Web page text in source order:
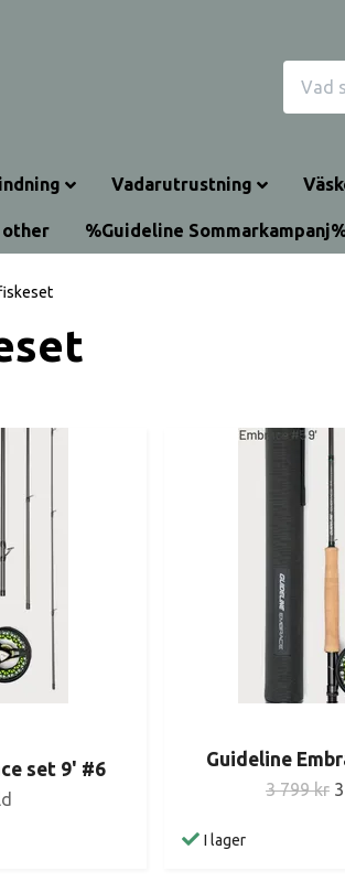
Vadarutrustning
other %Guideline
set 9' #6 Guideline
3 799 kr
I lager